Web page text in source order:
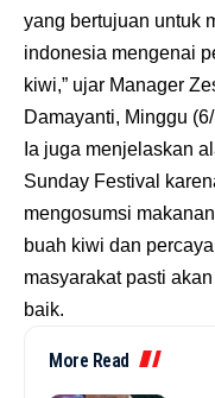
yang bertujuan untuk
indonesia mengenai
kiwi,” ujar Manager
Damayanti, Minggu
Ia juga menjelaskan
Sunday Festival
mengosumsi
buah kiwi dan
masyarakat pasti
baik.
More Read